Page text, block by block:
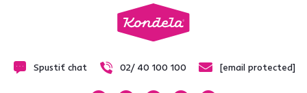
Spustiť chat 02/ 40 100 100 [email protected]